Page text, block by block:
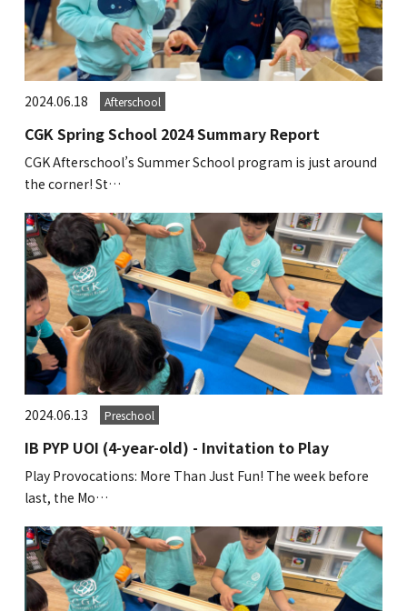
2024.06.18 Afterschool
CGK Spring School 2024 Summary Report
CGK Afterschool’s Summer School program is just around
the corner! St…
2024.06.13 Preschool
IB PYP UOI (4-year-old) - Invitation to Play
Play Provocations: More Than Just Fun! The week before
last, the Mo…